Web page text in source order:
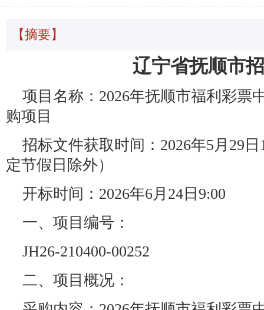
【摘要】
辽宁省抚顺市
项目名称：2026年抚顺市福利彩票
购项目
招标文件获取时间：2026年5月29
定节假日除外）
开标时间：2026年6月24日9:00
一、项目编号：
JH26-210400-00252
二、项目概况：